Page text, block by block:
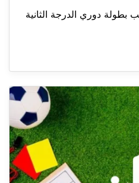
بطولة دوري الدرجة الثانية